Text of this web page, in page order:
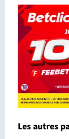
Les autres